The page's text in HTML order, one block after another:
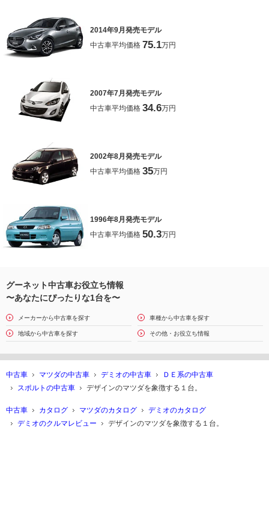
2014年9月発売モデル
中古車平均価格 75.1万円
2007年7月発売モデル
中古車平均価格 34.6万円
2002年8月発売モデル
中古車平均価格 35万円
1996年8月発売モデル
中古車平均価格 50.3万円
グーネット中古車お役立ち情報
〜あなたにぴったりな1台を〜
メーカーから中古車を探す 車種から中古車を探す
地域から中古車を探す その他・お役立ち情報
中古車 マツダの中古車 デミオの中古車
ＤＥ系の中古車
スポルトの中古車
デザインのマツダを象徴する１台。
中古車 カタログ マツダのカタログ
デミオのカタログ
デミオのクルマレビュー
デザインのマツダを象徴する１台。